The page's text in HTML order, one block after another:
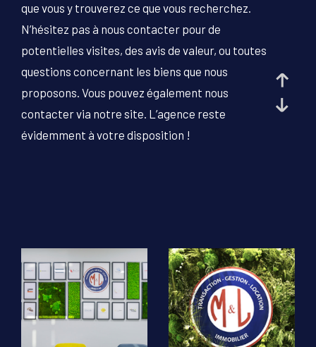
que vous y trouverez ce que vous recherchez.
N’hésitez pas à nous contacter pour de
potentielles visites, des avis de valeur, ou toutes
questions concernant les biens que nous
proposons. Vous pouvez également nous
contacter via notre site. L’agence reste
évidemment à votre disposition !
AFFINER LES CRITÈRES
PARKING TERRASSE PISCINE
FILTRER PAR
RECHERCHER